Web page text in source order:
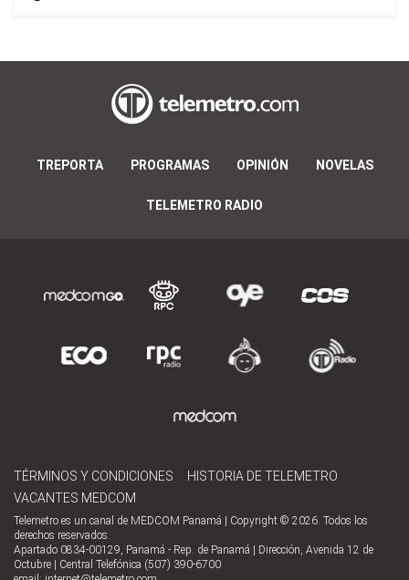
TREPORTA PROGRAMAS OPINIÓN NOVELAS
TELEMETRO RADIO
TÉRMINOS Y CONDICIONES
HISTORIA DE TELEMETRO
VACANTES MEDCOM
Telemetro es un canal de MEDCOM Panamá | Copyright © 2026. Todos los
derechos reservados.
Apartado 0834-00129, Panamá - Rep. de Panamá | Dirección, Avenida 12 de
Octubre | Central Telefónica (507) 390-6700